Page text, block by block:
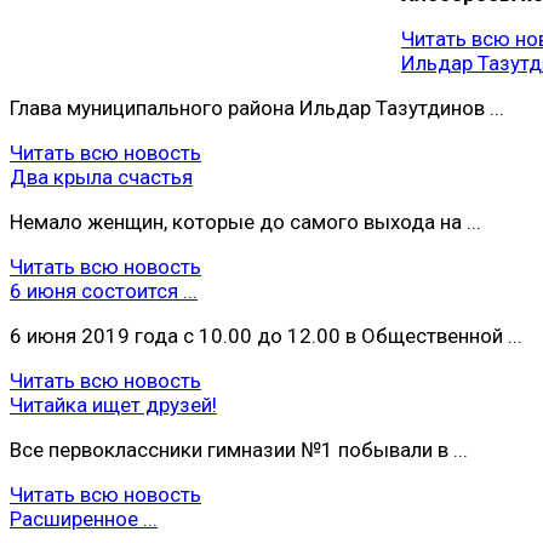
Читать всю
Ильдар
Глава муниципального района Ильдар Тазутдинов ...
Читать всю новость
Два крыла счастья
Немало женщин, которые до самого выхода на ...
Читать всю новость
6 июня состоится ...
6 июня 2019 года с 10.00 до 12.00 в Общественной ...
Читать всю новость
Читайка ищет друзей!
Все первоклассники гимназии №1 побывали в ...
Читать всю новость
Расширенное ...